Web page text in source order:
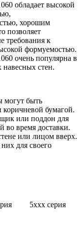
обладает высокой
хорошим
позволяет
требования к
формуемостью.
очень популярна в
стен.
могут быть
бумагой.
или поддон для
во время доставки.
или лицом вверх.
для своего
5xxx серия